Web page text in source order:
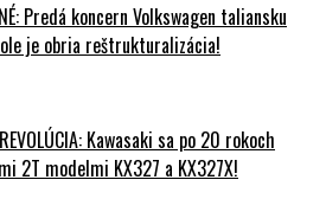
Predá koncern Volkswagen taliansku
je obria reštrukturalizácia!
Kawasaki sa po 20 rokoch
2T modelmi KX327 a KX327X!